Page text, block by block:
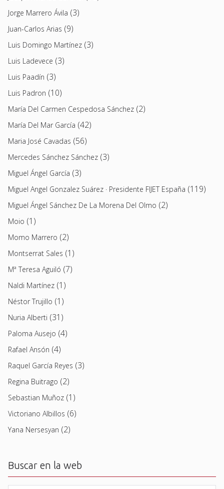
Jorge Marrero Ávila (3)
Juan-Carlos Arias (9)
Luis Domingo Martínez (3)
Luis Ladevece (3)
Luis Paadín (3)
Luis Padron (10)
María Del Carmen Cespedosa Sánchez (2)
María Del Mar García (42)
Maria José Cavadas (56)
Mercedes Sánchez Sánchez (3)
Miguel Ángel García (3)
Miguel Angel Gonzalez Suárez · Presidente FIJET España (119)
Miguel Ángel Sánchez De La Morena Del Olmo (2)
Moio (1)
Momo Marrero (2)
Montserrat Sales (1)
Mª Teresa Aguiló (7)
Naldi Martínez (1)
Néstor Trujillo (1)
Nuria Alberti (31)
Paloma Ausejo (4)
Rafael Ansón (4)
Raquel García Reyes (3)
Regina Buitrago (2)
Sebastian Muñoz (1)
Victoriano Albillos (6)
Yana Nersesyan (2)
Buscar en la web